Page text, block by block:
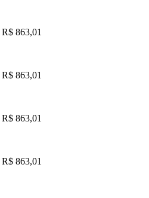
R$ 863,01
R$ 863,01
R$ 863,01
R$ 863,01